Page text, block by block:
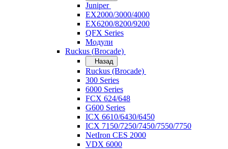
Juniper
EX2000/3000/4000
EX6200/8200/9200
QFX Series
Модули
Ruckus (Brocade)
Назад
Ruckus (Brocade)
300 Series
6000 Series
FCX 624/648
G600 Series
ICX 6610/6430/6450
ICX 7150/7250/7450/7550/7750
NetIron CES 2000
VDX 6000